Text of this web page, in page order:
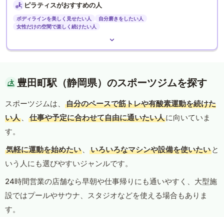
ピラティスがおすすめの人
ボディラインを美しく見せたい人
自分磨きをしたい人
女性だけの空間で楽しく続けたい人
豊田町駅（静岡県）のスポーツジムを探す
スポーツジムは、
自分のペースで筋トレや有酸素運動を続けた
い人 、 仕事や予定に合わせて自由に通いたい人に向いていま
す。
気軽に運動を始めたい 、 いろいろなマシンや設備を使いたい と
いう人にも選びやすいジャンルです。
24時間営業の店舗なら早朝や仕事帰りにも通いやすく、大型施
設ではプールやサウナ、スタジオなどを使える場合もありま
す。